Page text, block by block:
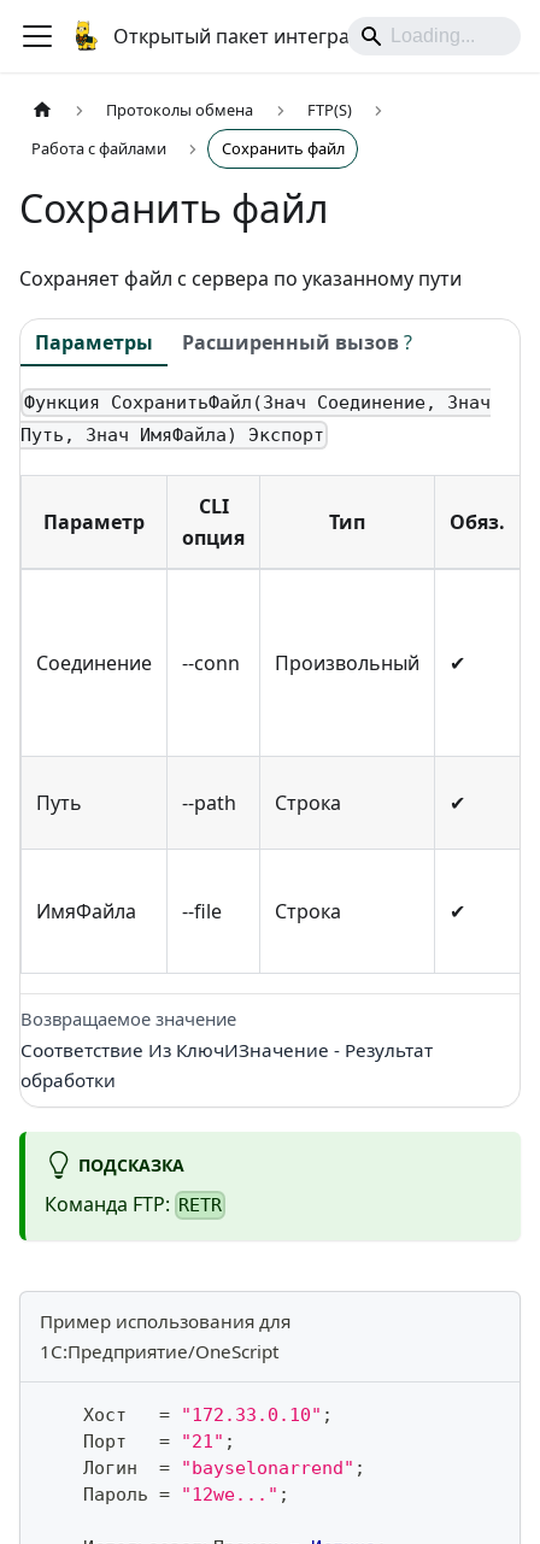
Открытый пакет интеграций
Протоколы обмена
FTP(S)
Работа с файлами
Сохранить файл
Сохранить файл
Сохраняет файл с сервера по указанному пути
Параметры Расширенный вызов?
Функция СохранитьФайл(Знач Соединение, Знач
Путь, Знач ИмяФайла) Экспорт
Параметр
CLI
опция
Тип Обяз.
Соединение --conn Произвольный ✔
Путь --path Строка ✔
ИмяФайла --file Строка ✔
Возвращаемое значение
Соответствие Из КлючИЗначение - Результат
обработки
ПОДСКАЗКА
Команда FTP: RETR
Пример использования для
1С:Предприятие/OneScript
    Хост
= "172.33.0.10" ;
    Порт
= "21" ;
    Логин
= "bayselonarrend" ;
    Пароль
= "12we..." ;